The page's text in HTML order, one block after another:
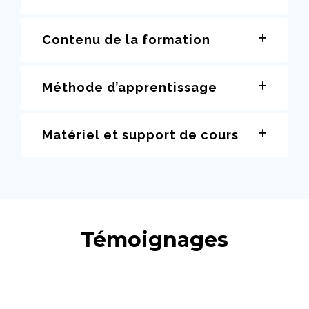
Contenu de la formation
Méthode d’apprentissage
Matériel et support de cours
Témoignages